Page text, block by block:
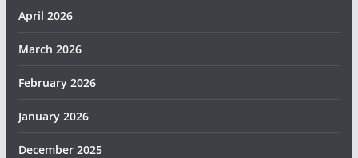
April 2026
March 2026
February 2026
January 2026
December 2025